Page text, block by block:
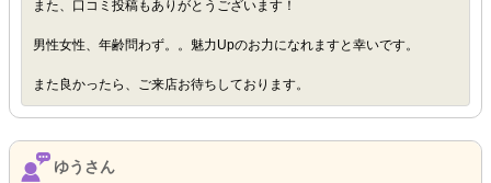
また、口コミ投稿もありがとうございます！
男性女性、年齢問わず。。魅力Upのお力になれますと幸いです。
また良かったら、ご来店お待ちしております。
ゆうさん